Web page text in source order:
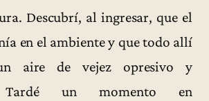
Descubrí, al ingresar, que el
en el ambiente y que todo allí
aire de vejez opresivo y
Tardé un momento en